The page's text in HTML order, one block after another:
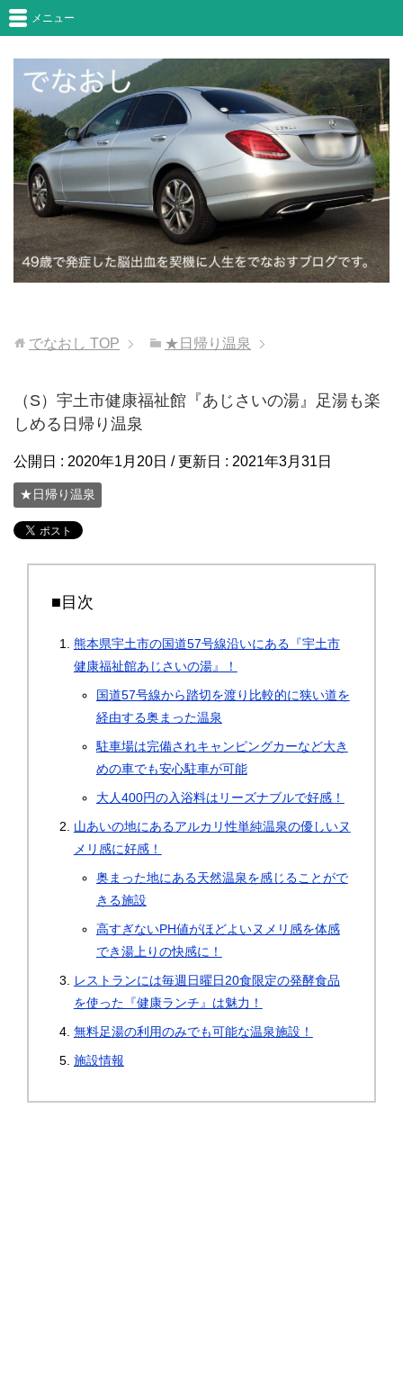
メニュー
でなおし TOP ★日帰り温泉
（S）宇土市健康福祉館『あじさいの湯』足湯も楽
しめる日帰り温泉
公開日 : 2020年1月20日 / 更新日 : 2021年3月31日
★日帰り温泉
■目次
熊本県宇土市の国道57号線沿いにある『宇土市
健康福祉館あじさいの湯』！
国道57号線から踏切を渡り比較的に狭い道を
経由する奥まった温泉
駐車場は完備されキャンピングカーなど大き
めの車でも安心駐車が可能
大人400円の入浴料はリーズナブルで好感！
山あいの地にあるアルカリ性単純温泉の優しいヌ
メリ感に好感！
奥まった地にある天然温泉を感じることがで
きる施設
高すぎないPH値がほどよいヌメリ感を体感
でき湯上りの快感に！
レストランには毎週日曜日20食限定の発酵食品
を使った『健康ランチ』は魅力！
無料足湯の利用のみでも可能な温泉施設！
施設情報